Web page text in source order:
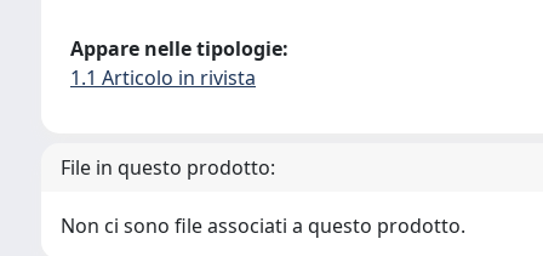
Appare nelle tipologie:
1.1 Articolo in rivista
File in questo prodotto:
Non ci sono file associati a questo prodotto.